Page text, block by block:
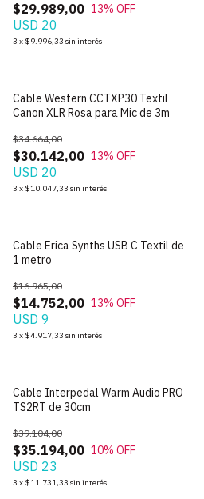
$29.989,00 13% OFF
USD 20
3 x $9.996,33 sin interés
Cable Western CCTXP30 Textil
Canon XLR Rosa para Mic de 3m
$30.142,00
$34.664,00
13% OFF
USD 20
3 x $10.047,33 sin interés
Cable Erica Synths USB C Textil de
1 metro
$14.752,00
$16.965,00
13% OFF
USD 9
3 x $4.917,33 sin interés
Cable Interpedal Warm Audio PRO
TS2RT de 30cm
$35.194,00
$39.104,00
10% OFF
USD 23
3 x $11.731,33 sin interés